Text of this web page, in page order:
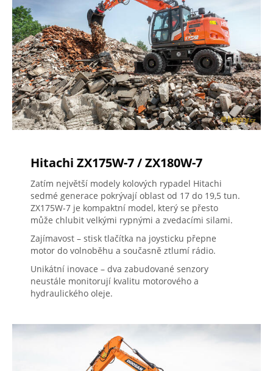
Hitachi ZX175W-7 / ZX180W-7
Zatím největší modely kolových rypadel Hitachi
sedmé generace pokrývají oblast od 17 do 19,5 tun.
ZX175W-7 je kompaktní model, který se přesto
může chlubit velkými rypnými a zvedacími silami.
Zajímavost – stisk tlačítka na joysticku přepne
motor do volnoběhu a současně ztlumí rádio.
Unikátní inovace – dva zabudované senzory
neustále monitorují kvalitu motorového a
hydraulického oleje.